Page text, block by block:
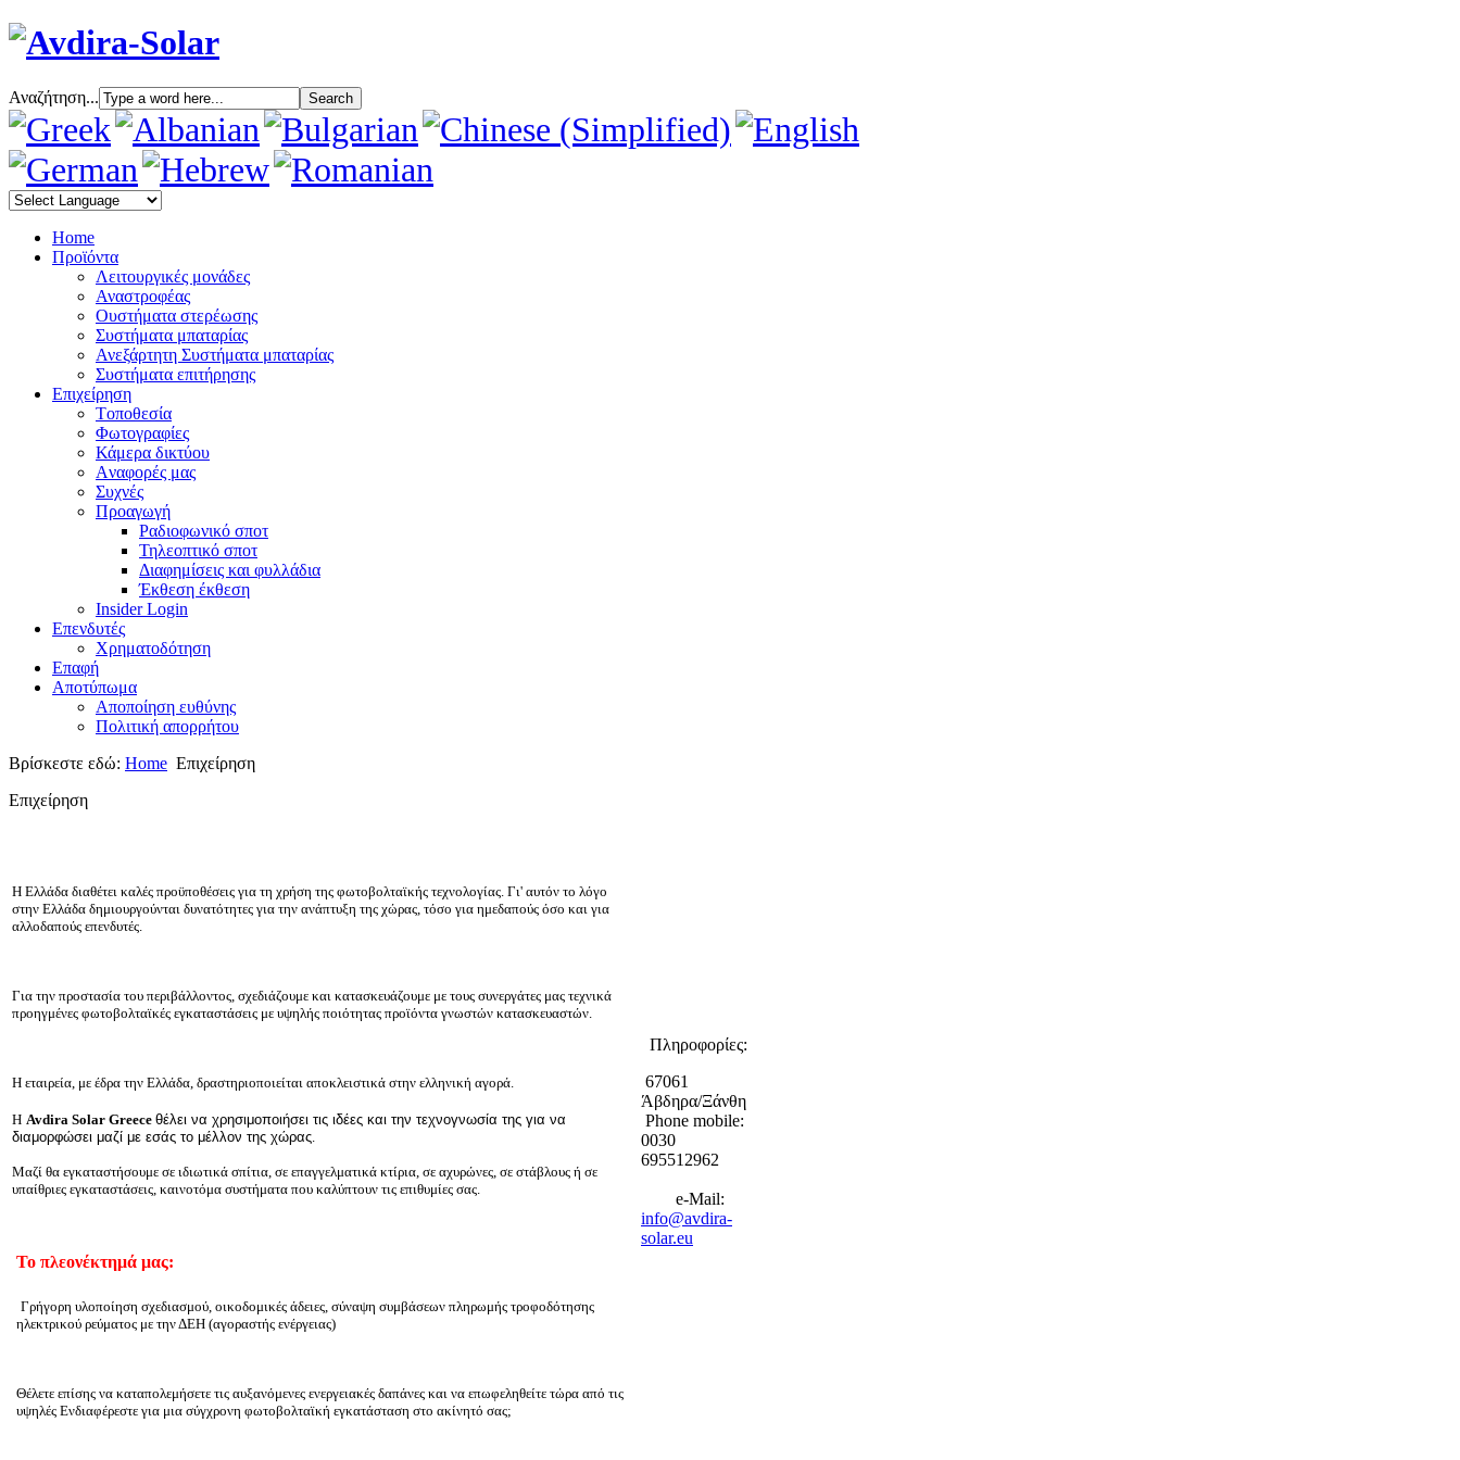
Αναζήτηση...
Home
Προϊόντα
Λειτουργικές μονάδες
Αναστροφέας
Oυστήματα στερέωσης
Συστήματα μπαταρίας
Ανεξάρτητη Συστήματα μπαταρίας
Συστήματα επιτήρησης
Επιχείρηση
Tοποθεσία
Φωτογραφίες
Κάμερα δικτύου
Aναφορές μας
Συχνές
Προαγωγή
Ραδιοφωνικό σποτ
Τηλεοπτικό σποτ
Διαφημίσεις και φυλλάδια
Έκθεση έκθεση
Insider Login
Επενδυτές
Χρηματοδότηση
Eπαφή
Αποτύπωμα
Αποποίηση ευθύνης
Πολιτική απορρήτου
Βρίσκεστε εδώ: Home Επιχείρηση
Επιχείρηση
Η Ελλάδα διαθέτει καλές προϋποθέσεις για τη χρήση της φωτοβολταϊκής τεχνολογίας. Γι' αυτόν το λόγο
στην Ελλάδα δημιουργούνται δυνατότητες για την ανάπτυξη της χώρας, τόσο για ημεδαπούς όσο και για
αλλοδαπούς επενδυτές.
Για την προστασία του περιβάλλοντος, σχεδιάζουμε και κατασκευάζουμε με τους συνεργάτες μας τεχνικά
προηγμένες φωτοβολταϊκές εγκαταστάσεις με υψηλής ποιότητας προϊόντα γνωστών κατασκευαστών.
Η εταιρεία, με έδρα την Ελλάδα, δραστηριοποιείται αποκλειστικά στην ελληνική αγορά.
Η Avdira Solar Greece θέλει να χρησιμοποιήσει τις ιδέες και την τεχνογνωσία της για να
διαμορφώσει μαζί με εσάς το μέλλον της χώρας
Μαζί θα εγκαταστήσουμε σε ιδιωτικά σπίτια, σε επαγγελματικά κτίρια, σε αχυρώνες, σε στάβλους ή σε
υπαίθριες εγκαταστάσεις, καινοτόμα συστήματα που καλύπτουν τις επιθυμίες σας.
Πληροφορίες:
67061
Άβδηρα/Ξάνθη
Phone mobile:
0030
695512962
e-Mail:
info@avdira-
solar.eu
Το πλεονέκτημά μας:
Γρήγορη υλοποίηση σχεδιασμού, οικοδομικές άδειες, σύναψη συμβάσεων πληρωμής τροφοδότησης
ηλεκτρικού ρεύματος με την ΔΕΗ (αγοραστής ενέργειας)
Θέλετε επίσης να καταπολεμήσετε τις αυξανόμενες ενεργειακές δαπάνες και να επωφεληθείτε τώρα από τις
υψηλές Ενδιαφέρεστε για μια σύγχρονη φωτοβολταϊκή εγκατάσταση στο ακίνητό σας;